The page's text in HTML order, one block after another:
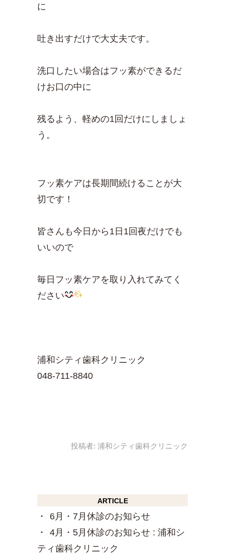
に
吐き出すだけで大丈夫です。
洗口したい場合はフッ素ができるだ
けお口の中に
残るよう、軽めの1回だけにしましょ
う。
フッ素ケアは長期間続けることが大
切です！
皆さんも今日から1日1回夜だけでも
いいので
毎日フッ素ケアを取り入れてみてく
ださい
浦和シティ歯科クリニック
048-711-8840
投稿者: 浦和シティ歯科クリニック
ARTICLE
6月・7月休診のお知らせ
4月・5月休診のお知らせ : 浦和シ
ティ歯科クリニック